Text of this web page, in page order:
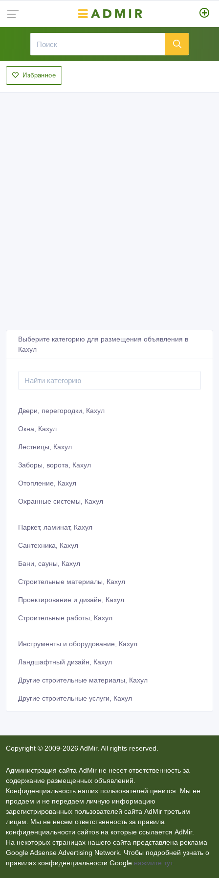
Избранное
Выберите категорию для размещения объявления в
Кахул
Двери, перегородки, Кахул
Окна, Кахул
Лестницы, Кахул
Заборы, ворота, Кахул
Отопление, Кахул
Охранные системы, Кахул
Паркет, ламинат, Кахул
Сантехника, Кахул
Бани, сауны, Кахул
Строительные материалы, Кахул
Проектирование и дизайн, Кахул
Строительные работы, Кахул
Инструменты и оборудование, Кахул
Ландшафтный дизайн, Кахул
Другие строительные материалы, Кахул
Другие строительные услуги, Кахул
Copyright © 2009-2026 AdMir. All rights reserved.
Администрация сайта AdMir не несет ответственность за
содержание размещенных объявлений.
Конфиденциальность наших пользователей ценится. Мы не
продаем и не передаем личную информацию
зарегистрированных пользователей сайта AdMir третьим
лицам. Мы не несем ответственность за правила
конфиденциальности сайтов на которые ссылается AdMir.
На некоторых страницах нашего сайта представлена реклама
Google Adsense Advertising Network. Чтобы подробней узнать о
правилах конфиденциальности Google нажмите тут.